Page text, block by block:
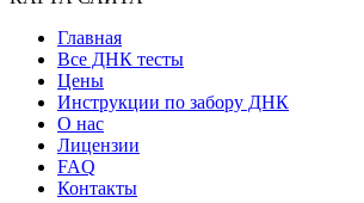
Главная
Все ДНК тесты
Цены
Инструкции по забору ДНК
О нас
Лицензии
FAQ
Контакты